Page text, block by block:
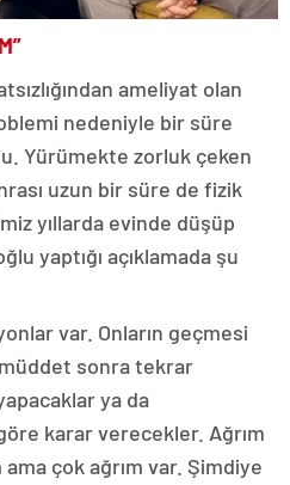
ameliyat olan
nedeniyle bir süre
Yürümekte zorluk çeken
uzun bir süre de fizik
yıllarda evinde düşüp
yaptığı açıklamada şu
var. Onların geçmesi
müddet sonra tekrar
ya da
karar verecekler. Ağrım
çok ağrım var. Şimdiye